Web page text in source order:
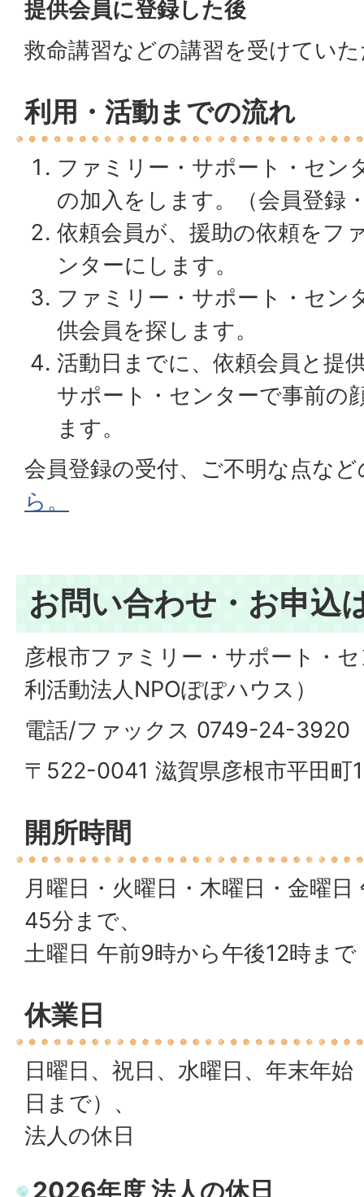
提供会員に登録した後
救命講習などの講習を受けてい
利用・活動までの流れ
ファミリー・サポート・セン
の加入をします。（会員登録
依頼会員が、援助の依頼をフ
ンターにします。
ファミリー・サポート・セン
供会員を探します。
活動日までに、依頼会員と提
サポート・センターで事前の
ます。
会員登録の受付、ご不明な点など
ら。
お問い合わせ・お申込
彦根市ファミリー・サポート・
利活動法人NPOぽぽハウス）
電話/ファックス 0749-24-3920
〒522-0041 滋賀県彦根市平田町
開所時間
⽉曜⽇・⽕曜⽇・⽊曜⽇・⾦曜
45分まで、
⼟曜⽇ 午前9時から午後12時まで
休業日
⽇曜⽇、祝⽇、⽔曜⽇、年末年
⽇まで）、
法⼈の休⽇
2026年度 法人の休日